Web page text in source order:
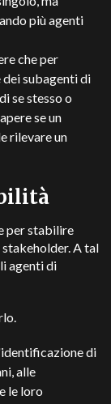
più agenti
che per
subagenti di
se stesso o
se un
rilevare un
per stabilire
A tal
agenti di
di
alle
le loro